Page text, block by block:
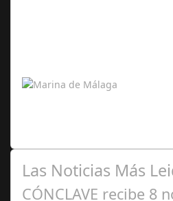
Las Noticias Más
CÓNCLAVE recibe 8